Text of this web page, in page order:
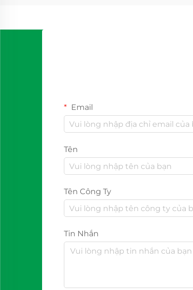
Email
Tên
Tên Công Ty
Tin Nhắn